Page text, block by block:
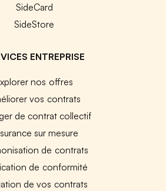
SideCard
SideStore
ENTREPRISE
nos offres
vos contrats
de contrat collectif
sur mesure
de contrats
de conformité
de vos contrats